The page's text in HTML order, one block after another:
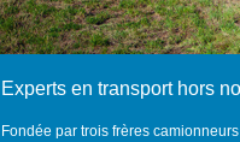
Experts en transport hors
Fondée par trois frères